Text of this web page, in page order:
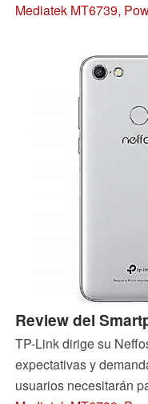
capacidades de
grande y sin
cómo funciona el
puede resistir a sus
Mediatek MT6739,
Review del
TP-Link dirige su
expectativas y
usuarios necesitarán